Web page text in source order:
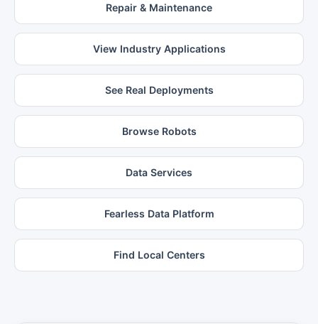
Repair & Maintenance
View Industry Applications
See Real Deployments
Browse Robots
Data Services
Fearless Data Platform
Find Local Centers